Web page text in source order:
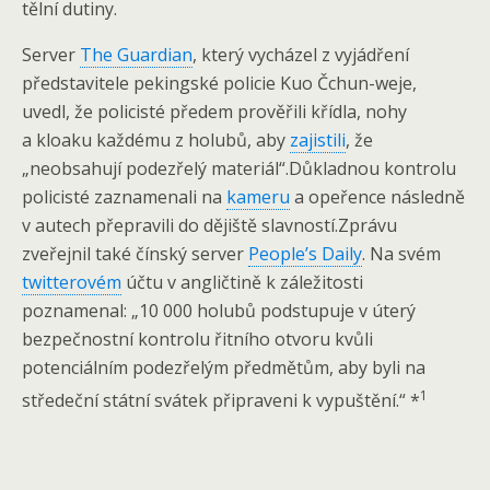
tělní dutiny.
Server The Guardian, který vycházel z vyjádření
představitele pekingské policie Kuo Čchun-weje,
uvedl, že policisté předem prověřili křídla, nohy
a kloaku každému z holubů, aby zajistili, že
„neobsahují podezřelý materiál“.Důkladnou kontrolu
policisté zaznamenali na kameru a opeřence následně
v autech přepravili do dějiště slavností.Zprávu
zveřejnil také čínský server People’s Daily. Na svém
twitterovém účtu v angličtině k záležitosti
poznamenal: „10 000 holubů podstupuje v úterý
bezpečnostní kontrolu řitního otvoru kvůli
potenciálním podezřelým předmětům, aby byli na
středeční státní svátek připraveni k vypuštění.“ *1